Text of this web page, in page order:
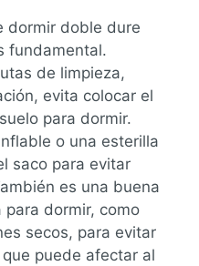
dormir doble dure
fundamental.
de limpieza,
evita colocar el
para dormir.
o una esterilla
saco para evitar
es una buena
dormir, como
secos, para evitar
puede afectar al